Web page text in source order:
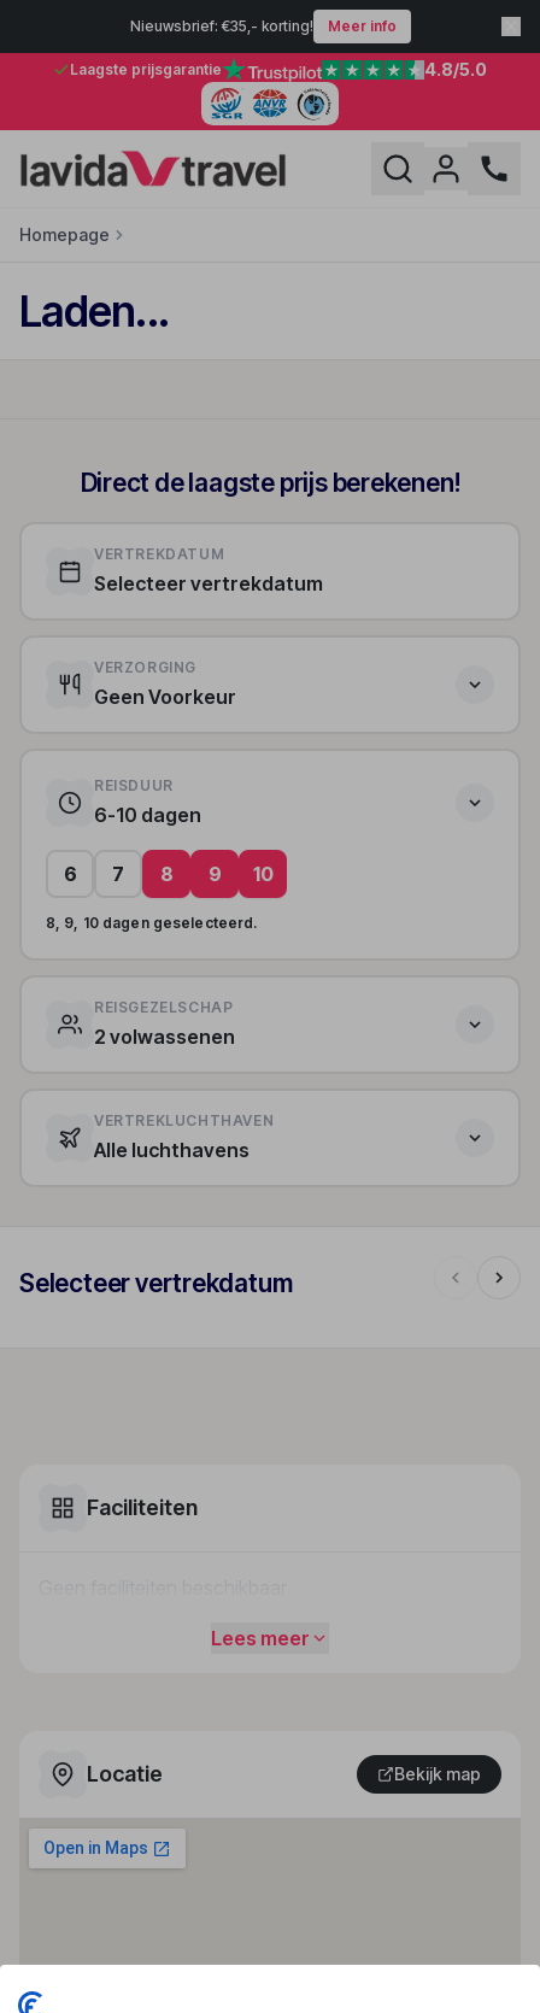
Nieuwsbrief: €35,- korting! Meer info
Laagste prijsgarantie 4.8/5.0
Homepage
Laden...
Direct de laagste prijs berekenen!
VERTREKDATUM
Selecteer vertrekdatum
VERZORGING
Geen Voorkeur
REISDUUR
6-10 dagen
6 7 8 9 10
8, 9, 10 dagen geselecteerd.
REISGEZELSCHAP
2 volwassenen
VERTREKLUCHTHAVEN
Alle luchthavens
Selecteer vertrekdatum
Faciliteiten
Lees meer
Locatie Bekijk map